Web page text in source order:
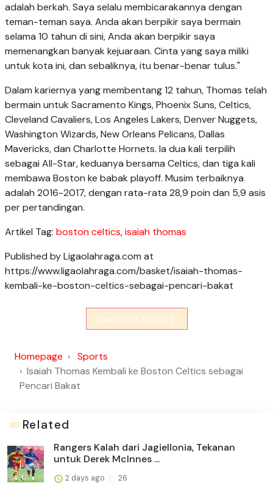
adalah berkah. Saya selalu membicarakannya dengan
teman-teman saya. Anda akan berpikir saya bermain
selama 10 tahun di sini, Anda akan berpikir saya
memenangkan banyak kejuaraan. Cinta yang saya miliki
untuk kota ini, dan sebaliknya, itu benar-benar tulus."
Dalam kariernya yang membentang 12 tahun, Thomas telah
bermain untuk Sacramento Kings, Phoenix Suns, Celtics,
Cleveland Cavaliers, Los Angeles Lakers, Denver Nuggets,
Washington Wizards, New Orleans Pelicans, Dallas
Mavericks, dan Charlotte Hornets. Ia dua kali terpilih
sebagai All-Star, keduanya bersama Celtics, dan tiga kali
membawa Boston ke babak playoff. Musim terbaiknya
adalah 2016-2017, dengan rata-rata 28,9 poin dan 5,9 asis
per pertandingan.
Artikel Tag: boston celtics,isaiah thomas
Published by Ligaolahraga.com at
https://www.ligaolahraga.com/basket/isaiah-thomas-
kembali-ke-boston-celtics-sebagai-pencari-bakat
Read Entire Article
Homepage
Sports
Isaiah Thomas Kembali ke Boston Celtics sebagai
Pencari Bakat
Related
Rangers Kalah dari Jagiellonia, Tekanan
untuk Derek McInnes ...
2 days ago 26